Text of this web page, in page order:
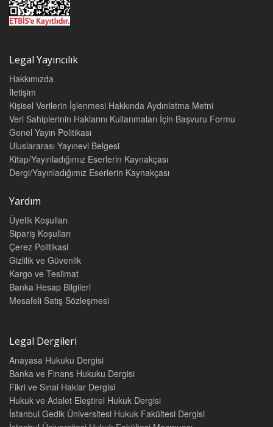
Legal Yayıncılık
Hakkımızda
İletişim
Kişisel Verilerin İşlenmesi Hakkında Aydınlatma Metni
Veri Sahiplerinin Haklarını Kullanmaları İçin Başvuru Formu
Genel Yayın Politikası
Uluslararası Yayınevi Belgesi
Kitap/Yayınladığımız Eserlerin Kaynakçası
Dergi/Yayınladığımız Eserlerin Kaynakçası
Yardım
Üyelik Koşulları
Sipariş Koşulları
Çerez Politikasi
Gizlilik ve Güvenlik
Kargo ve Teslimat
Banka Hesap Bilgileri
Mesafeli Satış Sözleşmesi
Legal Dergileri
Anayasa Hukuku Dergisi
Banka ve Finans Hukuku Dergisi
Fikri ve Sınai Haklar Dergisi
Hukuk ve Adalet Eleştirel Hukuk Dergisi
İstanbul Gedik Üniversitesi Hukuk Fakültesi Dergisi